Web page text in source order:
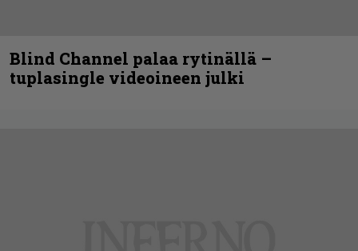
Blind Channel palaa rytinällä –
tuplasingle videoineen julki